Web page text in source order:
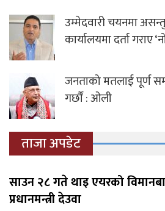
उम्मेदवारी चयनमा
कार्यालयमा दर्ता गराए
जनताको मतलाई पूर्ण
गर्छौं : ओली
ताजा अपडेट
साउन २८ गते थाइ एयरको
प्रधानमन्त्री देउवा